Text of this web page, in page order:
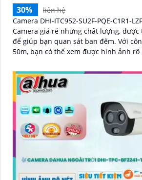
30%
liên hệ
Camera DHI-ITC952-SU2F-PQE-C1R1-
Camera giá rẻ nhưng chất lượng,
để giúp bạn quan sát ban đêm. Với công nghệ hồng ngoại
50m, bạn có thể xem được hình ảnh rõ